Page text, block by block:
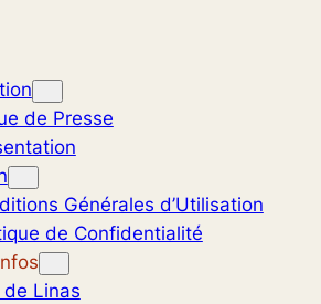
de Presse
Générales d’Utilisation
de Confidentialité
de Linas